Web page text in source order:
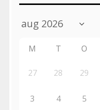
M T O
27 28 29
3 4 5